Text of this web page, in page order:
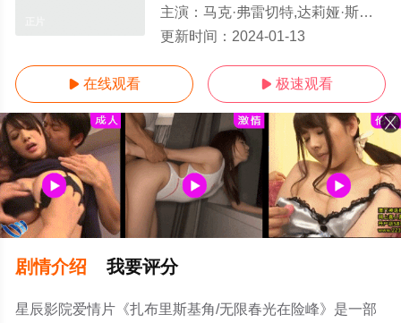
主演： 马克·弗雷切特,达莉娅·斯普莱林,保罗·菲克斯,G.D.,Spradlin,Bill,Garaway
更新时间： 2024-01-13
 在线观看  极速观看
剧情介绍 我要评分
星辰影院爱情片《扎布里斯基角/无限春光在险峰》是一部